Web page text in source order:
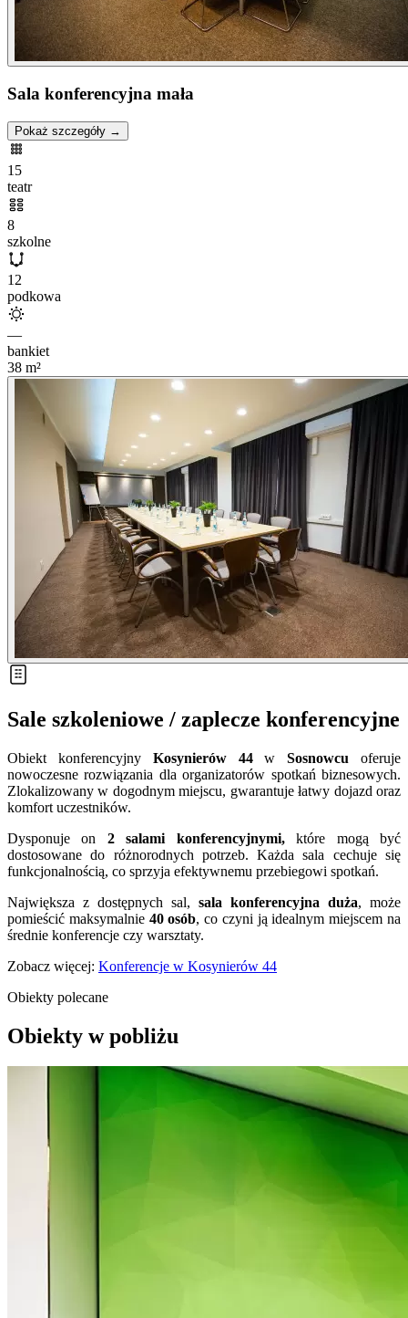
Sala konferencyjna mała
Pokaż szczegóły →
15
teatr
8
szkolne
12
podkowa
—
bankiet
38 m²
Sale szkoleniowe / zaplecze konferencyjne
Obiekt konferencyjny Kosynierów 44wSosnowcu oferuje
nowoczesne rozwiązania dla organizatorów spotkań biznesowych.
Zlokalizowany w dogodnym miejscu, gwarantuje łatwy dojazd oraz
komfort uczestników.
Dysponuje on 2 salami konferencyjnymi,które mogą być
dostosowane do różnorodnych potrzeb. Każda sala cechuje się
funkcjonalnością, co sprzyja efektywnemu przebiegowi spotkań.
Największa z dostępnych sal, sala konferencyjna duża, może
pomieścić maksymalnie 40 osób, co czyni ją idealnym miejscem na
średnie konferencje czy warsztaty.
Zobacz więcej: Konferencje w Kosynierów 44
Obiekty polecane
Obiekty w pobliżu